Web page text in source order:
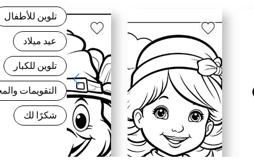
تلوين للأطفال
عيد ميلاد
تلوين للكبار
التقويمات
شكرًا لك